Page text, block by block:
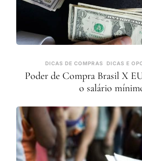
DICAS DE COMPRAS DICAS E
Poder de Compra Brasil X
o salário